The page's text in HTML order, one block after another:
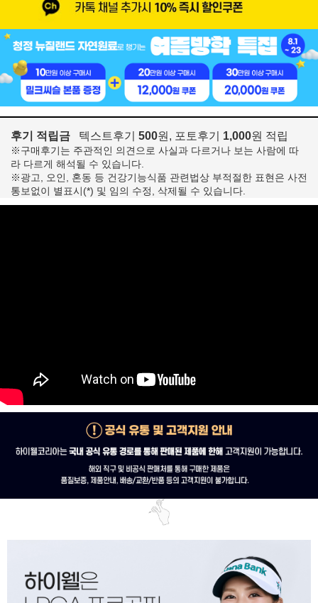
후기 적립금 텍스트후기 500원, 포토후기 1,000원 적립
※구매후기는 주관적인 의견으로 사실과 다르거나 보는 사람에 따
라 다르게 해석될 수 있습니다.
※광고, 오인, 혼동 등 건강기능식품 관련법상 부적절한 표현은 사전
통보없이 별표시(*) 및 임의 수정, 삭제될 수 있습니다.